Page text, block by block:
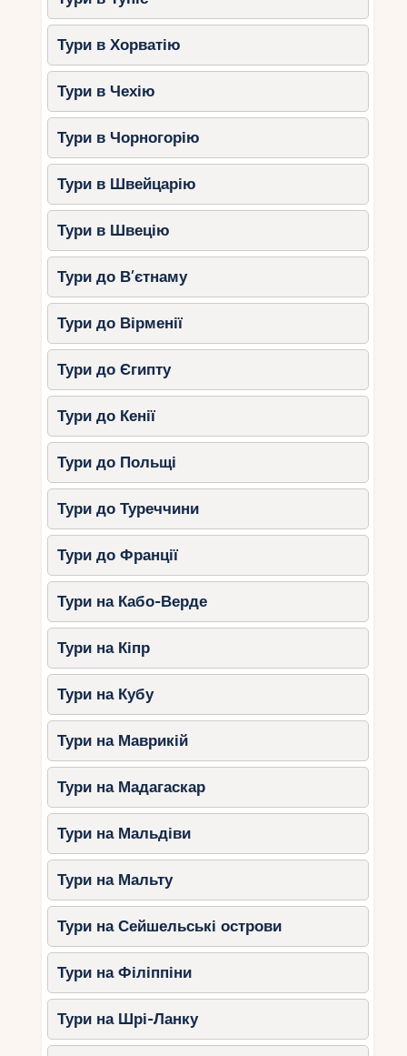
Тури в Хорватію
Тури в Чехію
Тури в Чорногорію
Тури в Швейцарію
Тури в Швецію
Тури до В’єтнаму
Тури до Вірменії
Тури до Єгипту
Тури до Кенії
Тури до Польщі
Тури до Туреччини
Тури до Франції
Тури на Кабо-Верде
Тури на Кіпр
Тури на Кубу
Тури на Маврикій
Тури на Мадагаскар
Тури на Мальдіви
Тури на Мальту
Тури на Сейшельські острови
Тури на Філіппіни
Тури на Шрі-Ланку